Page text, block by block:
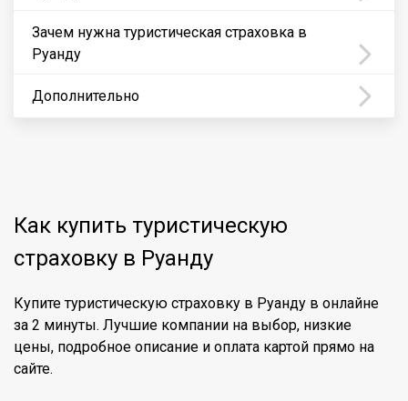
Зачем нужна туристическая страховка в
Руанду
Дополнительно
Как купить туристическую
страховку в Руанду
Купите туристическую страховку в Руанду в онлайне
за 2 минуты. Лучшие компании на выбор, низкие
цены, подробное описание и оплата картой прямо на
сайте.